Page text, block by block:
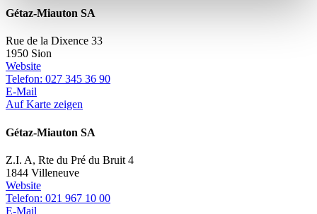
Gétaz-Miauton SA
Rue de la Dixence 33
1950 Sion
Website
Telefon: 027 345 36 90
E-Mail
Auf Karte zeigen
Gétaz-Miauton SA
Z.I. A, Rte du Pré du Bruit 4
1844 Villeneuve
Website
Telefon: 021 967 10 00
E-Mail